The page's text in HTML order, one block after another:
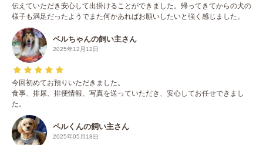
伝えていただき安心して出掛けることができました。帰ってきてからの犬の
様子も満足だったようでまた何かあればお願いしたいと強く感じました。
ベルちゃんの飼い主さん
2025年12月12日
今回初めてお預りいただきました。
食事、排尿、排便情報、写真を送っていただき、安心してお任せできまし
た。
ペルくんの飼い主さん
2025年05月18日